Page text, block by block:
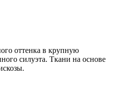
оттенка в крупную
силуэта. Ткани на основе